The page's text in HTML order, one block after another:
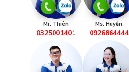
Mr. Thiên
0325001401
Ms. Huyền
0926864444